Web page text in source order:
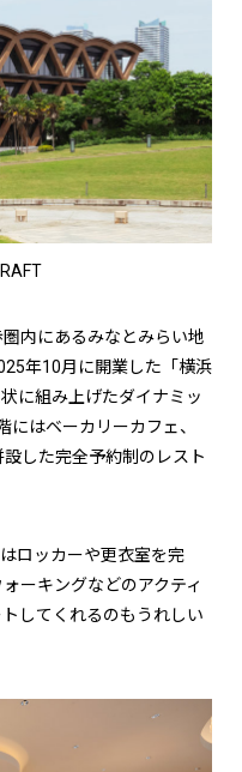
内にあるみなとみらい地
年10月に開業した「横浜
に組み上げたダイナミッ
はベーカリーカフェ、
した完全予約制のレスト
ロッカーや更衣室を完
ーキングなどのアクティ
してくれるのもうれしい